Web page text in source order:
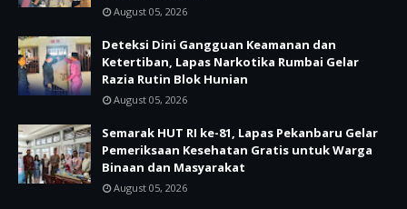
August 05, 2026
Deteksi Dini Gangguan Keamanan dan
Ketertiban, Lapas Narkotika Rumbai Gelar
Razia Rutin Blok Hunian
August 05, 2026
Semarak HUT RI ke-81, Lapas Pekanbaru Gelar
Pemeriksaan Kesehatan Gratis untuk Warga
Binaan dan Masyarakat
August 05, 2026